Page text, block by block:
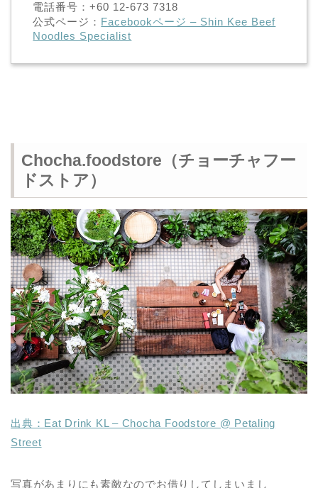
電話番号：+60 12-673 7318
公式ページ： Facebookページ – Shin Kee Beef
Noodles Specialist
Chocha.foodstore（チョーチャフー
ドストア）
出典：Eat Drink KL – Chocha Foodstore @ Petaling
Street
写真があまりにも素敵なのでお借りしてしまいまし